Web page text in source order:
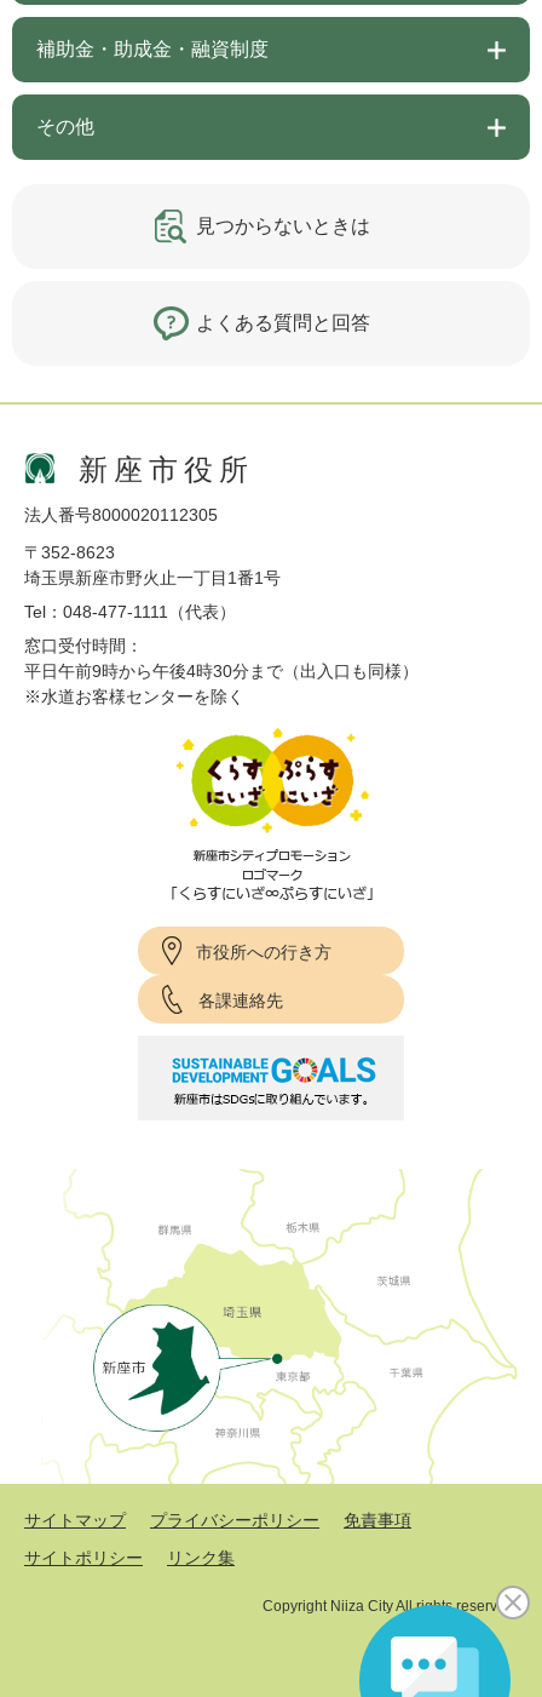
補助金・助成金・融資制度
その他
見つからないときは
よくある質問と回答
新座市役所
法人番号8000020112305
〒352-8623
埼玉県新座市野火止一丁目1番1号
Tel：048-477-1111（代表）
窓口受付時間：
平日午前9時から午後4時30分まで（出入口も同様）
※水道お客様センターを除く
市役所への行き方
各課連絡先
サイトマップ プライバシーポリシー
免責事項
サイトポリシー
リンク集
Copyright Niiza City All rights reserved.